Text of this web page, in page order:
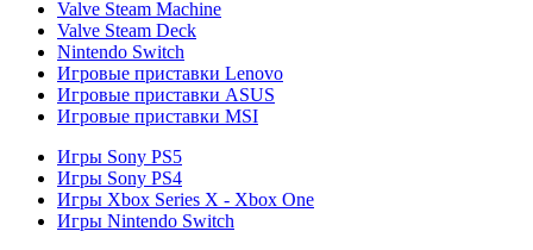
Valve Steam Machine
Valve Steam Deck
Nintendo Switch
Игровые приставки Lenovo
Игровые приставки ASUS
Игровые приставки MSI
Игры Sony PS5
Игры Sony PS4
Игры Xbox Series X - Xbox One
Игры Nintendo Switch